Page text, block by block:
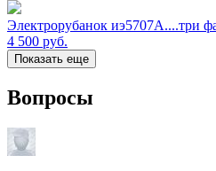
Электрорубанок иэ5707А....три
4 500 руб.
Показать еще
Вопросы